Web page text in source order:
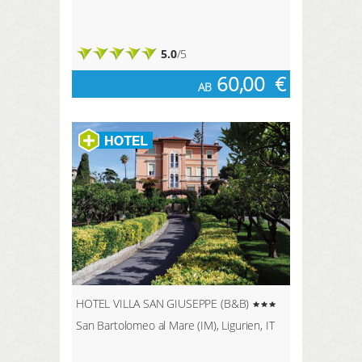
5.0/5
AB 60,00 €
HOTEL VILLA SAN GIUSEPPE (B&B)
San Bartolomeo al Mare (IM), Ligurien, IT